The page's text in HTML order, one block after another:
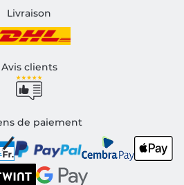
Livraison
Avis clients
de paiement